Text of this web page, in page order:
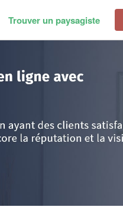
Trouver un paysagiste